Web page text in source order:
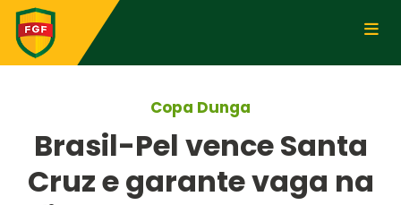
Copa Dunga
Brasil-Pel vence Santa
Cruz e garante vaga na